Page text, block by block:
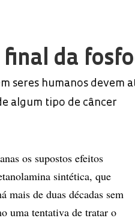
da
seres humanos devem
algum tipo de câncer
os supostos efeitos
sintética, que
mais de duas décadas sem
uma tentativa de tratar o